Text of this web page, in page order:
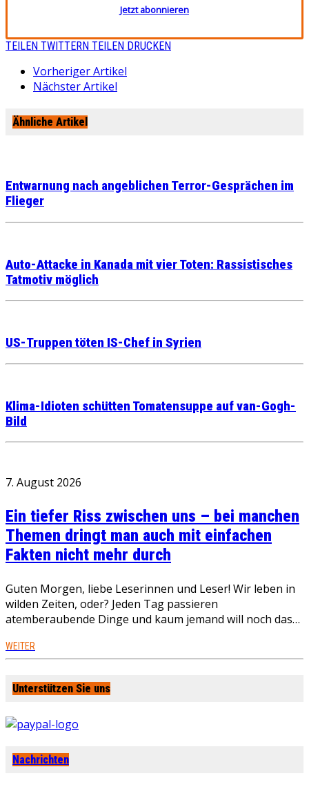
Jetzt abonnieren
TEILEN TWITTERN TEILEN DRUCKEN
Vorheriger Artikel
Nächster Artikel
Ähnliche Artikel
Entwarnung nach angeblichen Terror-Gesprächen im
Flieger
Auto-Attacke in Kanada mit vier Toten: Rassistisches
Tatmotiv möglich
US-Truppen töten IS-Chef in Syrien
Klima-Idioten schütten Tomatensuppe auf van-Gogh-
Bild
7. August 2026
Ein tiefer Riss zwischen uns – bei manchen
Themen dringt man auch mit einfachen
Fakten nicht mehr durch
Guten Morgen, liebe Leserinnen und Leser! Wir leben in
wilden Zeiten, oder? Jeden Tag passieren
atemberaubende Dinge und kaum jemand will noch das…
WEITER
Unterstützen Sie uns
Nachrichten